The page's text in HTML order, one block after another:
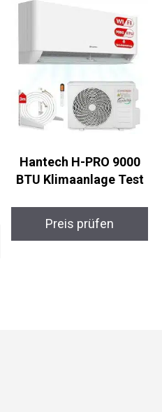
Hantech H-PRO 9000
BTU Klimaanlage Test
Preis prüfen